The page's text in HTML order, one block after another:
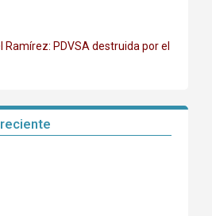
Ramírez: PDVSA destruida por el